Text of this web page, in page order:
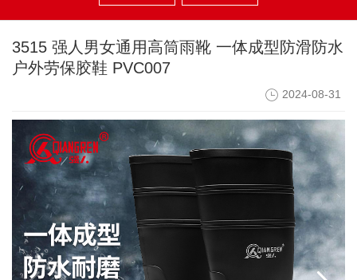
3515 强人男女通用高筒雨靴 一体成型防滑防水
户外劳保胶鞋 PVC007
2024-08-31